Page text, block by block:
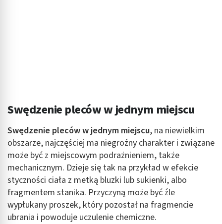
Swędzenie pleców w jednym miejscu
Swędzenie pleców w jednym miejscu, na niewielkim
obszarze, najczęściej ma niegroźny charakter i związane
może być z miejscowym podrażnieniem, także
mechanicznym. Dzieje się tak na przykład w efekcie
styczności ciała z metką bluzki lub sukienki, albo
fragmentem stanika. Przyczyną może być źle
wypłukany proszek, który pozostał na fragmencie
ubrania i powoduje uczulenie chemiczne.